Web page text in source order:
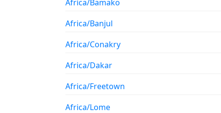
Africa/Bamako
Africa/Banjul
Africa/Conakry
Africa/Dakar
Africa/Freetown
Africa/Lome